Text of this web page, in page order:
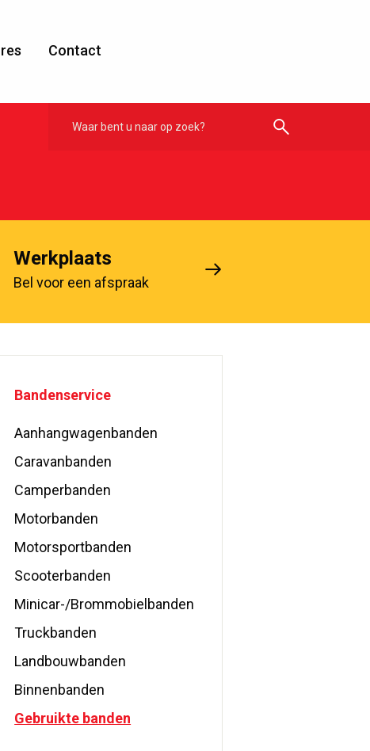
Contact
Werkplaats
Bel voor een afspraak
Bandenservice
Aanhangwagenbanden
Caravanbanden
Camperbanden
Motorbanden
Motorsportbanden
Scooterbanden
Minicar-/Brommobielbanden
Truckbanden
Landbouwbanden
Binnenbanden
Gebruikte banden